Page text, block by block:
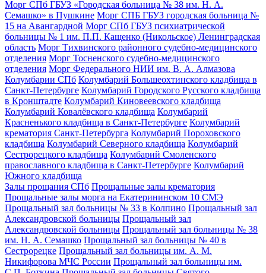
Морг СПб ГБУЗ «Городская больница № 38 им. Н. А.
Семашко» в Пушкине Морг СПБ ГБУЗ городская больница №
15 на Авангардной Морг СПб ГБУЗ психиатрической
больницы № 1 им. П.П. Кащенко (Никольское) Ленинградская
область Морг Тихвинского районного судебно-медицинского
отделения Морг Тосненского судебно-медицинского
отделения Морг Федерального НИИ им. В. А. Алмазова
Колумбарии СПб Колумбарий Большеохтинского кладбища в
Санкт-Петербурге Колумбарий Городского Русского кладбища
в Кронштадте Колумбарий Киновеевского кладбища
Колумбарий Ковалёвского кладбища Колумбарий
Красненького кладбища в Санкт-Петербурге Колумбарий
крематория Cанкт-Петербурга Колумбарий Пороховского
кладбища Колумбарий Северного кладбища Колумбарий
Сестрорецкого кладбища Колумбарий Смоленского
православного кладбища в Санкт-Петербурге Колумбарий
Южного кладбища
Залы прощания СПб Прощальные залы крематория
Прощальные залы морга на Екатерининском 10 СМЭ
Прощальный зал больницы № 33 в Колпино Прощальный зал
Александровской больницы Прощальный зал
Александровской больницы Прощальный зал больницы № 38
им. Н. А. Семашко Прощальный зал больницы № 40 в
Сестрорецке Прощальный зал больницы им. А. М.
Никифорова МЧС России Прощальный зал больницы им.